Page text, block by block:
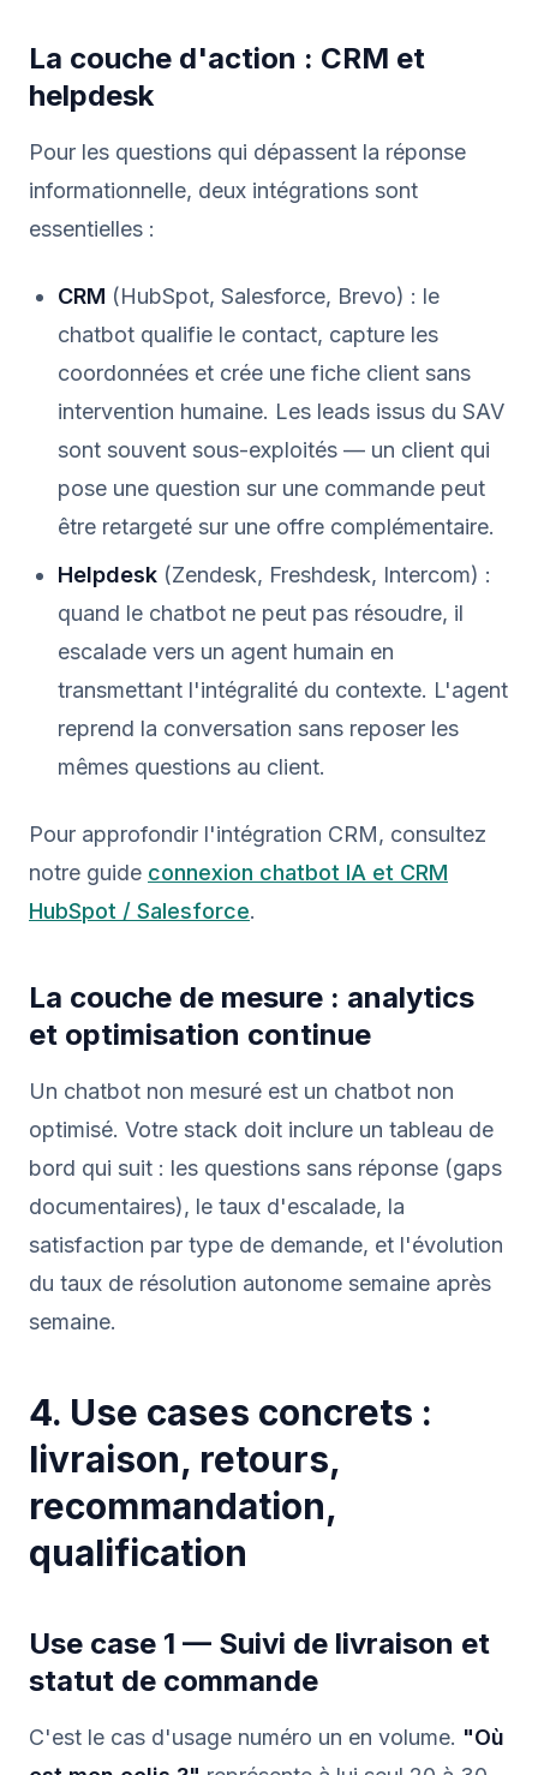
La couche d'action : CRM et
helpdesk
Pour les questions qui dépassent la réponse
informationnelle, deux intégrations sont
essentielles :
CRM (HubSpot, Salesforce, Brevo) : le
chatbot qualifie le contact, capture les
coordonnées et crée une fiche client sans
intervention humaine. Les leads issus du SAV
sont souvent sous-exploités — un client qui
pose une question sur une commande peut
être retargeté sur une offre complémentaire.
Helpdesk (Zendesk, Freshdesk, Intercom) :
quand le chatbot ne peut pas résoudre, il
escalade vers un agent humain en
transmettant l'intégralité du contexte. L'agent
reprend la conversation sans reposer les
mêmes questions au client.
Pour approfondir l'intégration CRM, consultez
notre guide connexion chatbot IA et CRM
HubSpot / Salesforce.
La couche de mesure : analytics
et optimisation continue
Un chatbot non mesuré est un chatbot non
optimisé. Votre stack doit inclure un tableau de
bord qui suit : les questions sans réponse (gaps
documentaires), le taux d'escalade, la
satisfaction par type de demande, et l'évolution
du taux de résolution autonome semaine après
semaine.
4. Use cases concrets :
livraison, retours,
recommandation,
qualification
Use case 1 — Suivi de livraison et
statut de commande
C'est le cas d'usage numéro un en volume. "Où